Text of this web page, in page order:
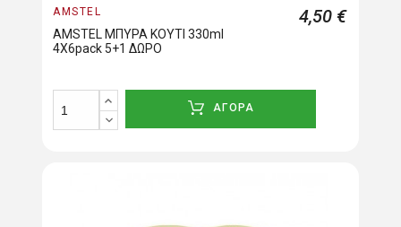
AMSTEL
AMSTEL ΜΠΥΡΑ ΚΟΥΤΙ 330ml
4Χ6pack 5+1 ΔΩΡΟ
4,50 €
ΑΓΟΡΑ